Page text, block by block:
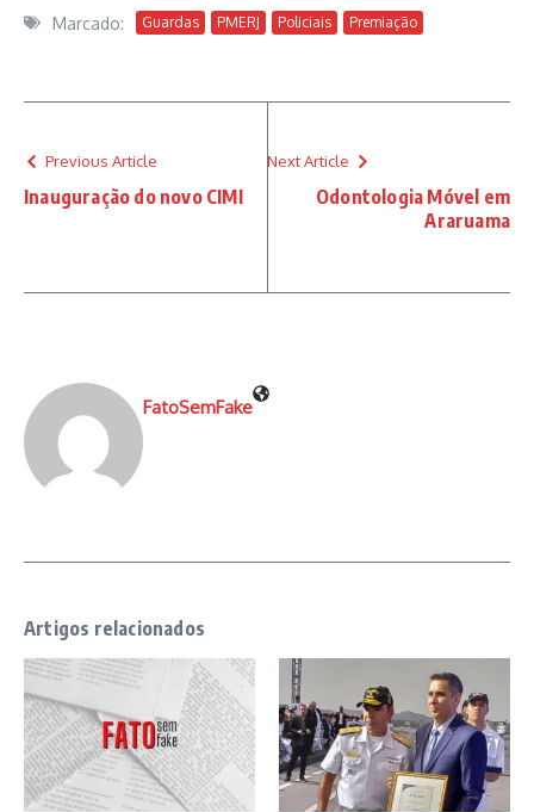
Marcado: Guardas PMERJ Policiais Premiação
Previous Article
Inauguração do novo CIMI
Next Article
Odontologia Móvel em
Araruama
FatoSemFake
Artigos relacionados